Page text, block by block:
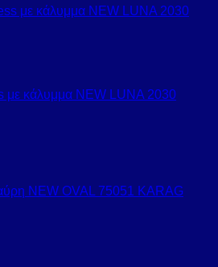
με κάλυμμα NEW LUNA 2030